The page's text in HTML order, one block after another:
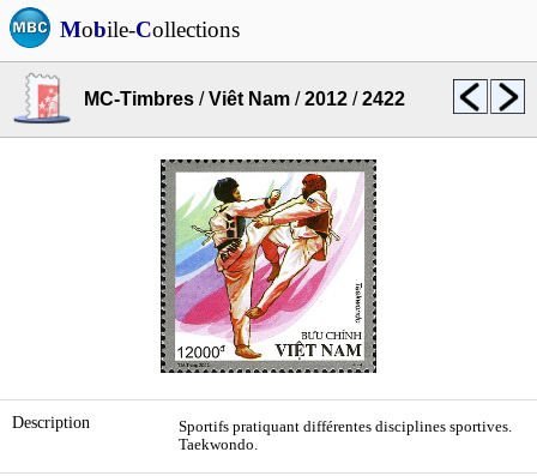
Mobile-Collections
MC-Timbres /Viêt Nam /2012 /2422
Description
Sportifs pratiquant différentes disciplines sportives.
Taekwondo.